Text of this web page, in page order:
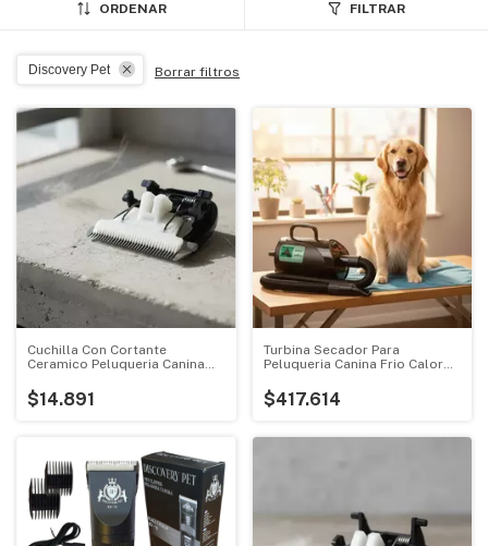
ORDENAR FILTRAR
Discovery Pet Borrar filtros
Cuchilla Con Cortante
Ceramico Peluqueria Canina
$14.891
Turbina Secador Para
Peluqueria Canina Frio Calor
$417.614